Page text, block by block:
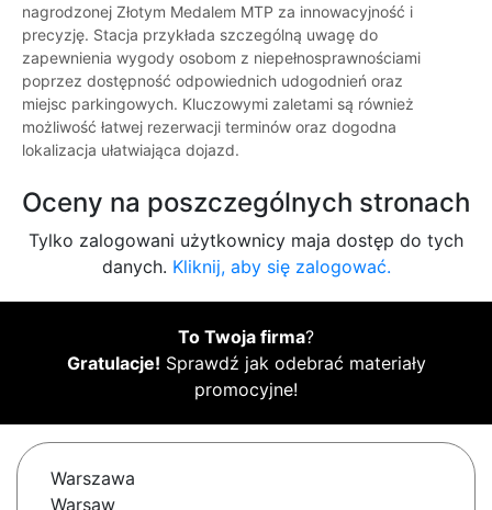
nagrodzonej Złotym Medalem MTP za innowacyjność i
precyzję. Stacja przykłada szczególną uwagę do
zapewnienia wygody osobom z niepełnosprawnościami
poprzez dostępność odpowiednich udogodnień oraz
miejsc parkingowych. Kluczowymi zaletami są również
możliwość łatwej rezerwacji terminów oraz dogodna
lokalizacja ułatwiająca dojazd.
Oceny na poszczególnych stronach
Tylko zalogowani użytkownicy maja dostęp do tych
danych. Kliknij, aby się zalogować.
To Twoja firma?
Gratulacje! Sprawdź jak odebrać materiały
promocyjne!
Warszawa
Warsaw